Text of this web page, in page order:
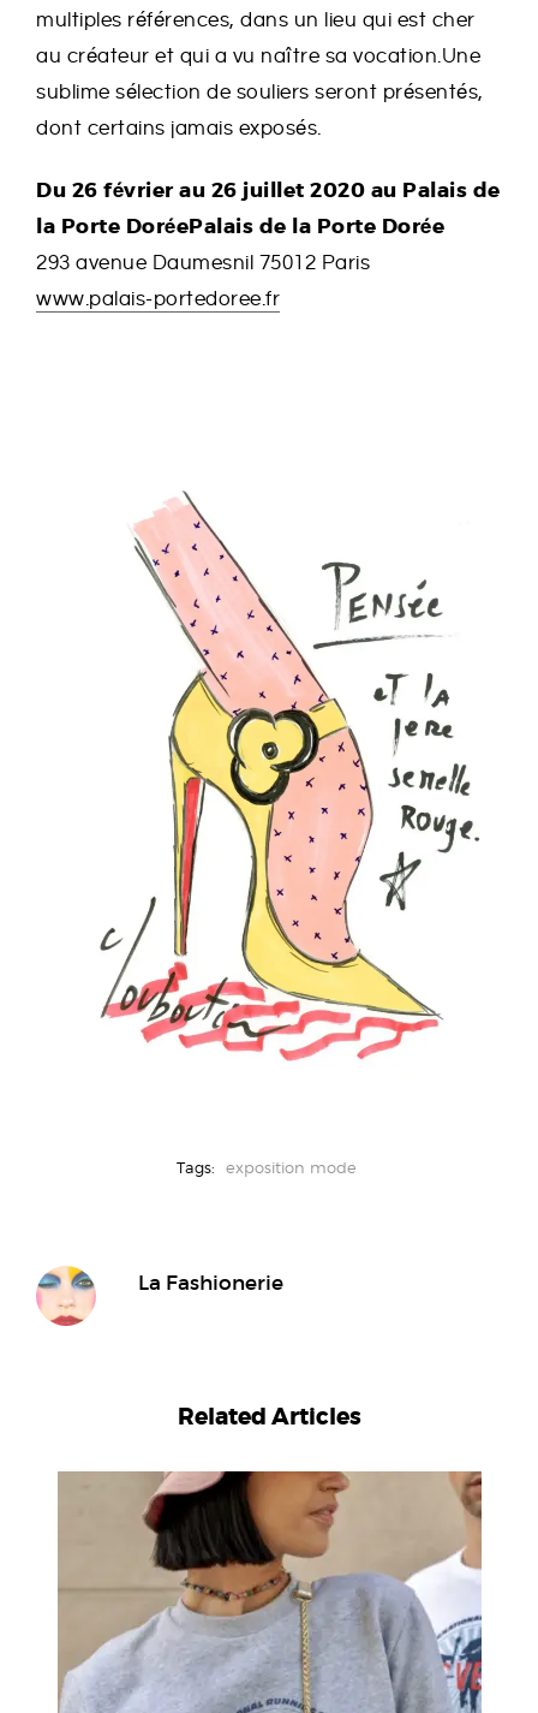
multiples références, dans un lieu qui est cher
au créateur et qui a vu naître sa vocation.Une
sublime sélection de souliers seront présentés,
dont certains jamais exposés.
Du 26 février au 26 juillet 2020 au Palais de
la Porte DoréePalais de la Porte Dorée
293 avenue Daumesnil 75012 Paris
www.palais-portedoree.fr
Tags: exposition mode
La Fashionerie
Related Articles